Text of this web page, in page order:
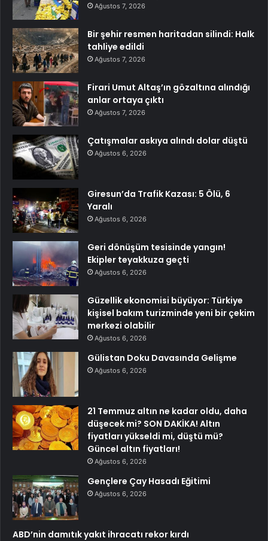
Ağustos 7, 2026
Bir şehir resmen haritadan silindi: Halk
tahliye edildi
Ağustos 7, 2026
Firari Umut Altaş’ın gözaltına alındığı
anlar ortaya çıktı
Ağustos 7, 2026
Çatışmalar askıya alındı dolar düştü
Ağustos 6, 2026
Giresun’da Trafik Kazası: 5 Ölü, 6
Yaralı
Ağustos 6, 2026
Geri dönüşüm tesisinde yangın!
Ekipler teyakkuza geçti
Ağustos 6, 2026
Güzellik ekonomisi büyüyor: Türkiye
kişisel bakım turizminde yeni bir çekim
merkezi olabilir
Ağustos 6, 2026
Gülistan Doku Davasında Gelişme
Ağustos 6, 2026
21 Temmuz altın ne kadar oldu, daha
düşecek mi? SON DAKİKA! Altın
fiyatları yükseldi mi, düştü mü?
Güncel altın fiyatları!
Ağustos 6, 2026
Gençlere Çay Hasadı Eğitimi
Ağustos 6, 2026
ABD’nin damıtık yakıt ihracatı rekor kırdı